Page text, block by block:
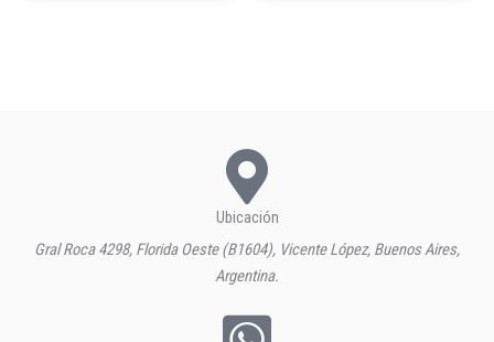
Ubicación
Gral Roca 4298, Florida Oeste (B1604), Vicente López, Buenos Aires,
Argentina.